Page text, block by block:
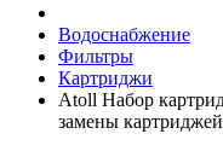
Водоснабжение
Фильтры
Картриджи
Atoll Набор
замены